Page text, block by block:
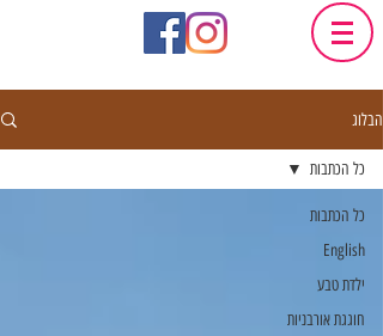
הבלוג
כל הכתבות
English
ילדת טבע
חוגגת אורבניות
כל הכתבות